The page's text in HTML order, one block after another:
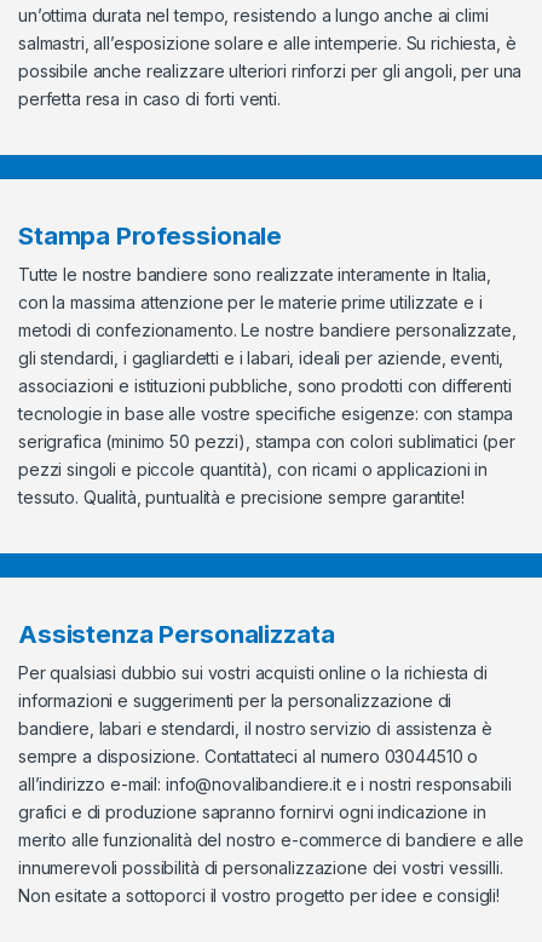
un’ottima durata nel tempo, resistendo a lungo anche ai climi
salmastri, all’esposizione solare e alle intemperie. Su richiesta, è
possibile anche realizzare ulteriori rinforzi per gli angoli, per una
perfetta resa in caso di forti venti.
Stampa Professionale
Tutte le nostre bandiere sono realizzate interamente in Italia,
con la massima attenzione per le materie prime utilizzate e i
metodi di confezionamento. Le nostre bandiere personalizzate,
gli stendardi, i gagliardetti e i labari, ideali per aziende, eventi,
associazioni e istituzioni pubbliche, sono prodotti con differenti
tecnologie in base alle vostre specifiche esigenze: con stampa
serigrafica (minimo 50 pezzi), stampa con colori sublimatici (per
pezzi singoli e piccole quantità), con ricami o applicazioni in
tessuto. Qualità, puntualità e precisione sempre garantite!
Assistenza Personalizzata
Per qualsiasi dubbio sui vostri acquisti online o la richiesta di
informazioni e suggerimenti per la personalizzazione di
bandiere, labari e stendardi, il nostro servizio di assistenza è
sempre a disposizione. Contattateci al numero 03044510 o
all’indirizzo e-mail: info@novalibandiere.ite i nostri responsabili
grafici e di produzione sapranno fornirvi ogni indicazione in
merito alle funzionalità del nostro e-commerce di bandiere e alle
innumerevoli possibilità di personalizzazione dei vostri vessilli.
Non esitate a sottoporci il vostro progetto per idee e consigli!